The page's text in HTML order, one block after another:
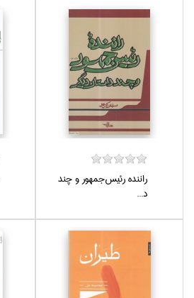
راننده رئيس‌جمهور و چند
د...